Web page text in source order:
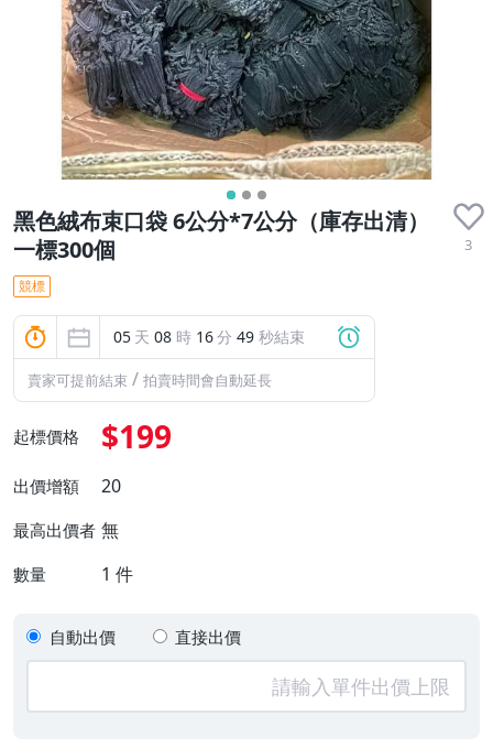
黑色絨布束口袋 6公分*7公分（庫存出清）
一標300個
3
競標
05 天 08 時 16分 48 秒結束
賣家可提前結束 / 拍賣時間會自動延長
起標價格 $199
出價增額 20
最高出價者 無
數量 1 件
自動出價 直接出價